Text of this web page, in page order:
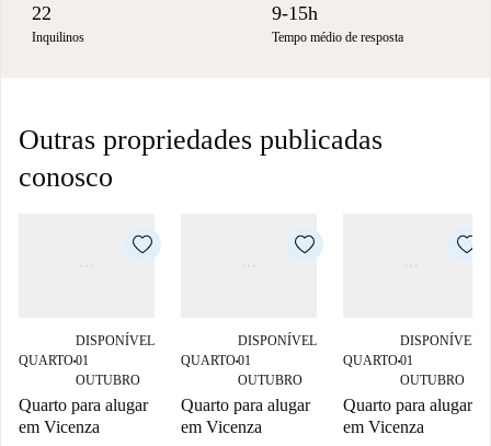
22
Inquilinos
9-15h
Tempo médio de resposta
Outras propriedades publicadas
conosco
QUARTO■
DISPONÍVEL
01
OUTUBRO
Quarto para alugar
em Vicenza
QUARTO■
DISPONÍVEL
01
OUTUBRO
Quarto para alugar
em Vicenza
QUARTO■
DISPONÍVEL
01
OUTUBRO
Quarto para alugar
em Vicenza